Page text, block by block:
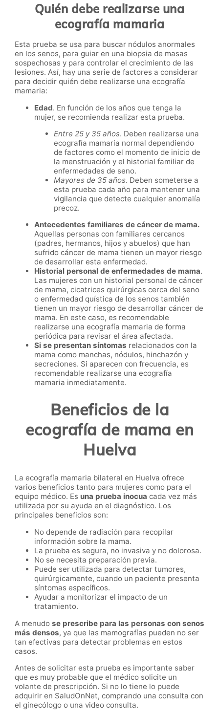
Quién debe realizarse una
ecografía mamaria
Esta prueba se usa para buscar nódulos anormales
en los senos, para guiar en una biopsia de masas
sospechosas y para controlar el crecimiento de las
lesiones. Así, hay una serie de factores a considerar
para decidir quién debe realizarse una ecografía
mamaria:
Edad. En función de los años que tenga la
mujer, se recomienda realizar esta prueba.
Entre 25 y 35 años. Deben realizarse una
ecografía mamaria normal dependiendo
de factores como el momento de inicio de
la menstruación y el historial familiar de
enfermedades de seno.
Mayores de 35 años. Deben someterse a
esta prueba cada año para mantener una
vigilancia que detecte cualquier anomalía
precoz.
Antecedentes familiares de cáncer de mama.
Aquellas personas con familiares cercanos
(padres, hermanos, hijos y abuelos) que han
sufrido cáncer de mama tienen un mayor riesgo
de desarrollar esta enfermedad.
Historial personal de enfermedades de mama.
Las mujeres con un historial personal de cáncer
de mama, cicatrices quirúrgicas cerca del seno
o enfermedad quística de los senos también
tienen un mayor riesgo de desarrollar cáncer de
mama. En este caso, es recomendable
realizarse una ecografía mamaria de forma
periódica para revisar el área afectada.
Si se presentan síntomas relacionados con la
mama como manchas, nódulos, hinchazón y
secreciones. Si aparecen con frecuencia, es
recomendable realizarse una ecografía
mamaria inmediatamente.
Beneficios de la
ecografía de mama en
Huelva
La ecografía mamaria bilateral en Huelva ofrece
varios beneficios tanto para mujeres como para el
equipo médico. Es una prueba inocua cada vez más
utilizada por su ayuda en el diagnóstico. Los
principales beneficios son:
No depende de radiación para recopilar
información sobre la mama.
La prueba es segura, no invasiva y no dolorosa.
No se necesita preparación previa.
Puede ser utilizada para detectar tumores,
quirúrgicamente, cuando un paciente presenta
síntomas específicos.
Ayudar a monitorizar el impacto de un
tratamiento.
A menudo se prescribe para las personas con senos
más densos, ya que las mamografías pueden no ser
tan efectivas para detectar problemas en estos
casos.
Antes de solicitar esta prueba es importante saber
que es muy probable que el médico solicite un
volante de prescripción. Si no lo tiene lo puede
adquirir en SaludOnNet, comprando una consulta con
el ginecólogo o una video consulta.